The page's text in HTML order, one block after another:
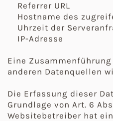
Referrer URL
Hostname des
Uhrzeit der
IP-Adresse
Eine
anderen Datenquellen
Die Erfassung dieser
Grundlage von Art. 6
Websitebetreiber hat